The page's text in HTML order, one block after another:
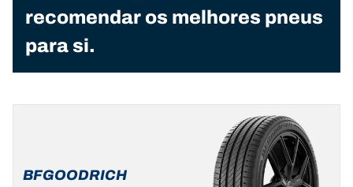
recomendar os melhores pneus
para si.
BFGOODRICH